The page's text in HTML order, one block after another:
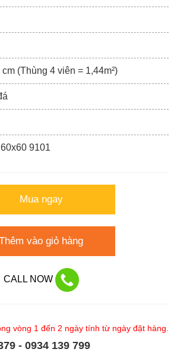
(Thùng 4 viên = 1,44m²)
9101
Mua ngay
vào giỏ hàng
CALL NOW
vòng 1 đến 2 ngày tính từ ngày đặt hàng.
- 0934 139 799